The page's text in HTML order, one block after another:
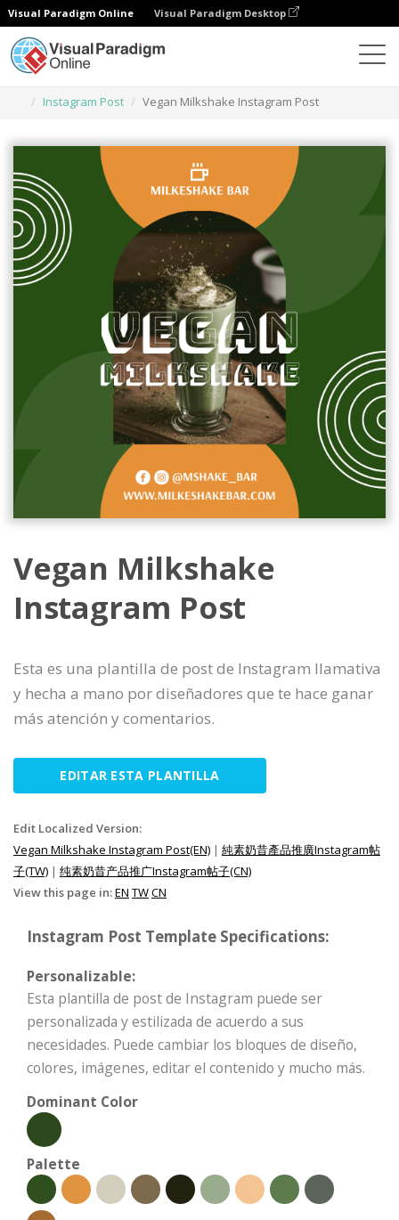
Visual Paradigm Online Visual Paradigm Desktop
Instagram Post
Vegan Milkshake Instagram Post
Vegan Milkshake
Instagram Post
Esta es una plantilla de post de Instagram llamativa
y hecha a mano por diseñadores que te hace ganar
más atención y comentarios.
EDITAR ESTA PLANTILLA
Edit Localized Version:
Vegan Milkshake Instagram Post(EN) | 純素奶昔產品推廣Instagram帖
子(TW) | 纯素奶昔产品推广Instagram帖子(CN)
View this page in:EN TWCN
Instagram Post Template Specifications:
Personalizable:
Esta plantilla de post de Instagram puede ser
personalizada y estilizada de acuerdo a sus
necesidades. Puede cambiar los bloques de diseño,
colores, imágenes, editar el contenido y mucho más.
Dominant Color
Palette